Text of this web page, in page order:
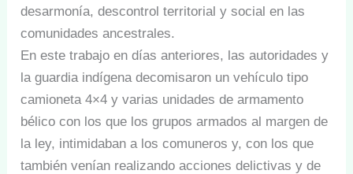
desarmonía, descontrol territorial y social en las
comunidades ancestrales.
En este trabajo en días anteriores, las autoridades y
la guardia indígena decomisaron un vehículo tipo
camioneta 4×4 y varias unidades de armamento
bélico con los que los grupos armados al margen de
la ley, intimidaban a los comuneros y, con los que
también venían realizando acciones delictivas y de